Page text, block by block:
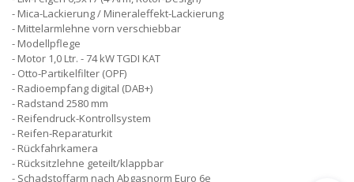
Mica-Lackierung / Mineraleffekt-Lackierung
Mittelarmlehne vorn verschiebbar
Modellpflege
Motor 1,0 Ltr. - 74 kW TGDI KAT
Otto-Partikelfilter (OPF)
Radioempfang digital (DAB+)
Radstand 2580 mm
Reifendruck-Kontrollsystem
Reifen-Reparaturkit
Rückfahrkamera
Rücksitzlehne geteilt/klappbar
Schadstoffarm nach Abgasnorm Euro 6e